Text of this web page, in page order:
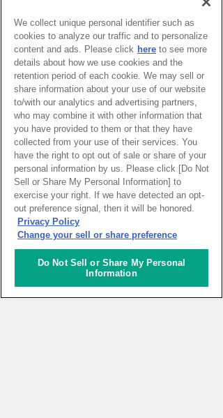
ズボルダリング
パズルを解くように頭と身体を使うこと
を体験
開催終了
詳細をみる
22
大阪電気通信大学
くって変身しよう！
We collect unique personal identifier such as
cookies to analyze our traffic and to personalize
content and ads. Please click here to see more
details about how we use cookies and the
retention period of each cookie. We may sell or
share information about your use of our website
to/with our analytics and advertising partners,
who may combine it with other information that
you have provided to them or that they have
collected from your use of their services. You
have the right to opt out of sale or share of your
personal information by us. Please click [Do Not
Sell or Share My Personal Information] to
exercise your right. If we have detected an opt-
out preference signal, then it will be honored.
Privacy Policy
Change your sell or share preference
Do Not Sell or Share My Personal
Information